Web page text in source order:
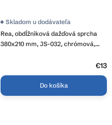
Rea, obdĺžniková dažďová sprcha
380x210 mm, JS-032, chrómová,
Skladom u dodávateľa
€13
Do košíka